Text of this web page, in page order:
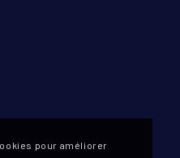
pour améliorer